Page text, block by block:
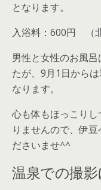
となります。
入浴料：600円 （
男性と女性のお風
たが、9月1日から
なります。
心も体もほっこり
りませんので、伊
ださいませ^^
温泉での撮